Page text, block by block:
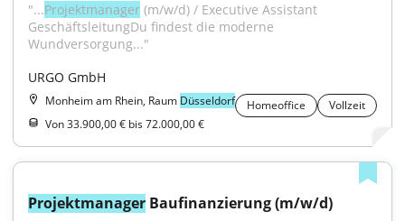
"...Projektmanager (m/w/d) / Executive Assistant
GeschäftsleitungDu findest die moderne
Wundversorgung..."
URGO GmbH
Monheim am Rhein, Raum Düsseldorf Homeoffice
Vollzeit
Von 33.900,00 € bis 72.000,00 €
Projektmanager Baufinanzierung (m/w/d)